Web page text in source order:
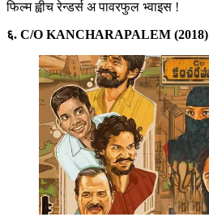
फिल्म ह्वीच रेन्डर्स अ पावरफुल भ्वाइस !
६. C/O KANCHARAPALEM (2018)